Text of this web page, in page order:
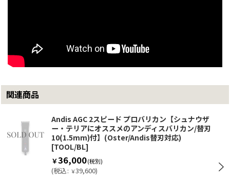
関連商品
Andis AGC 2スピード プロバリカン【シュナウザ
ー・テリアにオススメのアンディスバリカン/替刃
10(1.5mm)付】(Oster/Andis替刃対応)
[TOOL/BL]
￥36,000(税別)
(税込: ￥39,600)